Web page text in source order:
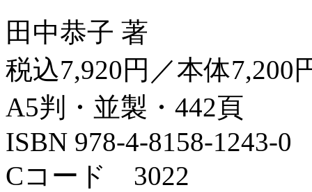
田中恭子 著
税込7,920円／本体7,200
A5判・並製・442頁
ISBN 978-4-8158-1243-0
Cコード 3022